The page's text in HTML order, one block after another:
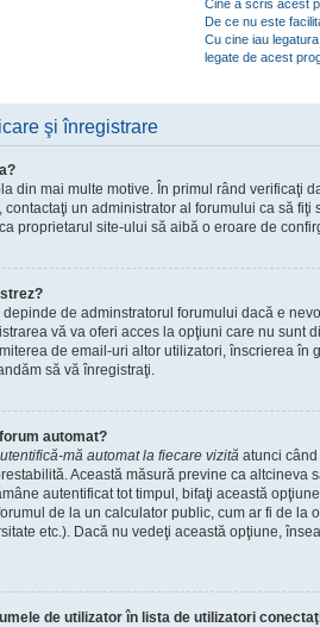
Cine a scris acest
De ce nu este
Cu cine iau
legate de acest
şi înregistrare
din mai multe motive. În primul rând verificaţi
un administrator al forumului ca să fiţi
proprietarul site-ului să aibă o eroare de
de adminstratorul forumului dacă e
vă va oferi acces la opţiuni care nu sunt
de email-uri altor utilizatori, înscrierea în
să vă înregistraţi.
automat?
mă automat la fiecare vizită atunci
Această măsură previne ca altcineva
autentificat tot timpul, bifaţi această
de la un calculator public, cum ar fi de la
etc.). Dacă nu vedeţi această opţiune,
de utilizator în lista de utilizatori